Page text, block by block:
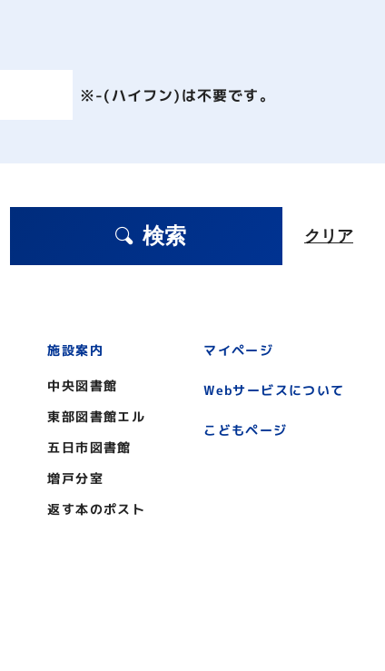
※-(ハイフン)は不要です。
検索 クリア
施設案内
中央図書館
東部図書館エル
五日市図書館
増戸分室
返す本のポスト
マイページ
Webサービスについて
こどもページ